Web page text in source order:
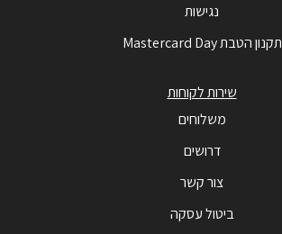
נגישות
תקנון הטבת Mastercard Day
שירות לקוחות
משלוחים
דרושים
צור קשר
ביטול עסקה